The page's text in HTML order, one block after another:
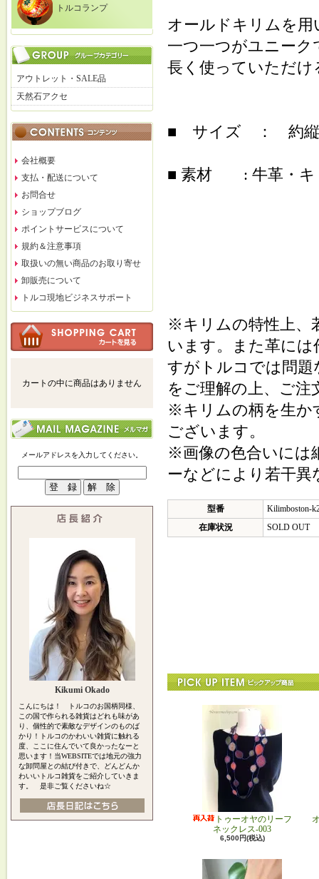
トルコランプ
アウトレット・SALE品
天然石アクセ
会社概要
支払・配送について
お問合せ
ショップブログ
ポイントサービスについて
規約＆注意事項
取扱いの無い商品のお取り寄せ
卸販売について
トルコ現地ビジネスサポート
カートの中に商品はありません
メールアドレスを入力してください。
Kikumi Okado
こんにちは！ トルコのお国柄同様、
この国で作られる雑貨はどれも味があ
り、個性的で素敵なデザインのものば
かり！トルコのかわいい雑貨に触れる
度、ここに住んでいて良かったなーと
思います！当WEBSITEでは地元の強力
な卸問屋との結び付きで、どんどんか
わいいトルコ雑貨をご紹介していきま
す。 是非ご覧くださいね☆
オールドキリムを
一つ一つがユニー
長く使っていただ
■ サイズ ： 約縦
■ 素材 : 牛革・キ
※キリムの特性上、
います。また革に
すがトルコでは問
をご理解の上、ご
※キリムの柄を生か
ございます。
※画像の色合いには
ーなどにより若干
型番
Kilimboston-
在庫状況
SOLD OUT
トゥーオヤのリーフ
ネックレス-003
6,500円(税込)